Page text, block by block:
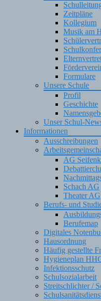
Zeitpläne
Kollegium
Musik am
Formulare
Unsere Schule
Profil
Geschichte
Unser Schul-
Informationen
Ausschreibungen
AG
Schach AG
Theater AG
Berufs- und
Berufemap
Digitales
Hausordnung
Häufig gestellte
Hygieneplan
Infektionsschutz
Schulsozialarbeit
Streitschlichter /